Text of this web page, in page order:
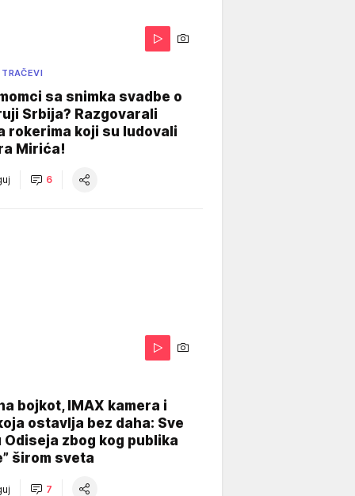
sa snimka svadbe o
Srbija? Razgovarali
rokerima koji su ludovali
Mirića!
6
bojkot, IMAX kamera i
ostavlja bez daha: Sve
Odiseja zbog kog publika
širom sveta
7